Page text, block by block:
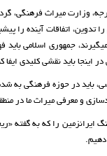
وزارت میراث فرهنگی،
اتفاقات آینده را
جمهوری اسلامی
اینجا باید نقشی کلیدی ایفا
باید در حوزه فرهنگی به
و معرفی میراث ما در
دهیم.